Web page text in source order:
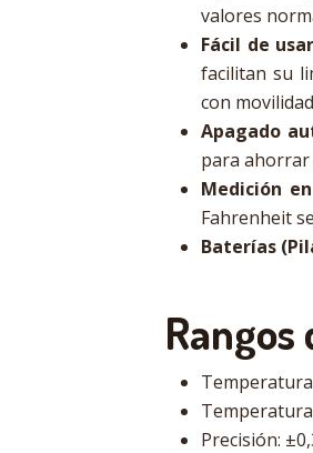
valores
Fácil de
facilitan su
con
Apagado
para ahorrar
Medición en
Fahrenheit
Baterías
Rangos
Temperatura
Temperatura
Precisión: